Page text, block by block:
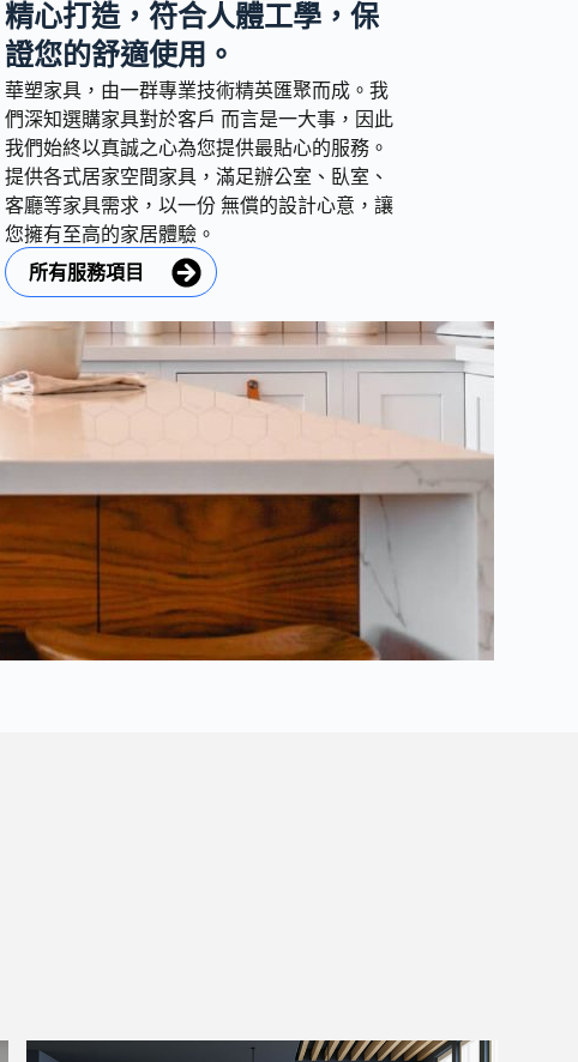
精心打造，符合人體工學，保
證您的舒適使用。
華塑家具，由一群專業技術精英匯聚而成。我
們深知選購家具對於客戶 而言是一大事，因此
我們始終以真誠之心為您提供最貼心的服務。
提供各式居家空間家具，滿足辦公室、臥室、
客廳等家具需求，以一份 無償的設計心意，讓
您擁有至高的家居體驗。
所有服務項目